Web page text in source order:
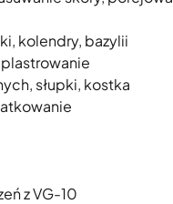
kolendry, bazylii
słupki, kostka
z VG-10